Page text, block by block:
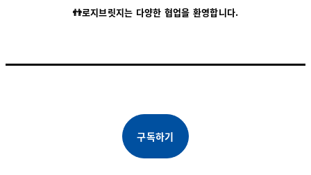
👬로지브릿지는 다양한 협업을 환영합니다.
구독하기